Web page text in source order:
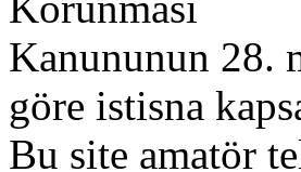
Kanununun 28.
göre istisna
Bu site amatör